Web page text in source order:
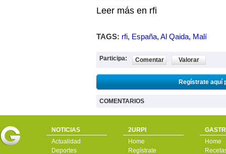
Leer más en rfi
TAGS: rfi, España, Al Qaida, Malí
Participa: Comentar Valorar
Regístrate aquí
COMENTARIOS
NOTICIAS
Actualidad
Deportes
2URPI
Home
Regístrate
Home